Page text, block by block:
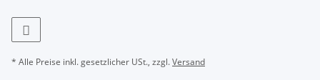
* Alle Preise inkl. gesetzlicher USt., zzgl.Versand